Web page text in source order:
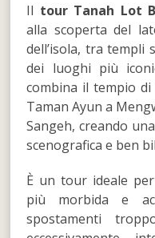
Il tour Tanah Lot
alla scoperta del
dell’isola, tra templi
dei luoghi più
combina il tempio
Taman Ayun a
Sangeh, creando
scenografica e ben
È un tour ideale
più morbida e
spostamenti